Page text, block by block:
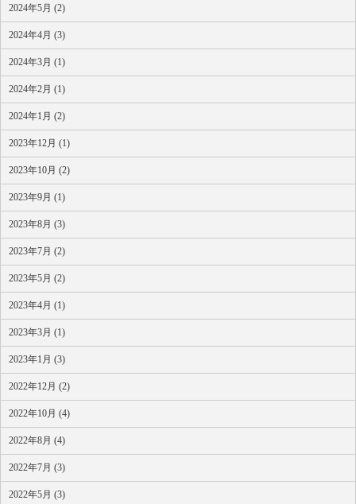
2024年5月 (2)
2024年4月 (3)
2024年3月 (1)
2024年2月 (1)
2024年1月 (2)
2023年12月 (1)
2023年10月 (2)
2023年9月 (1)
2023年8月 (3)
2023年7月 (2)
2023年5月 (2)
2023年4月 (1)
2023年3月 (1)
2023年1月 (3)
2022年12月 (2)
2022年10月 (4)
2022年8月 (4)
2022年7月 (3)
2022年5月 (3)